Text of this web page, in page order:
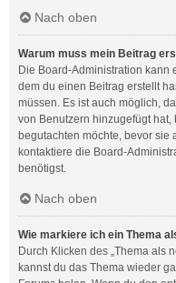
Nach oben
Warum muss mein Beitrag
Die Board-Administration kann
dem du einen Beitrag erstellt
müssen. Es ist auch möglich,
von Benutzern hinzugefügt
begutachten möchte, bevor sie
kontaktiere die Board-
benötigst.
Nach oben
Wie markiere ich ein Thema
Durch Klicken des „Thema als
kannst du das Thema wieder